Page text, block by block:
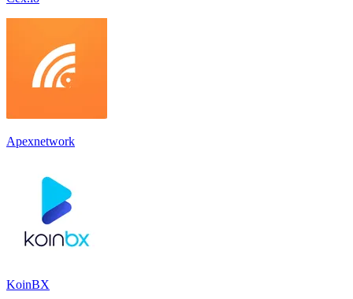
Apexnetwork
KoinBX